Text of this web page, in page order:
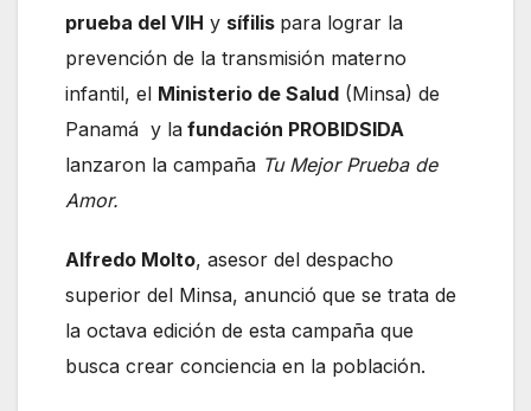
prueba del VIH y sífilis para lograr la
prevención de la transmisión materno
infantil, el Ministerio de Salud (Minsa) de
Panamá y la fundación PROBIDSIDA
lanzaron la campaña Tu Mejor Prueba de
Amor.
Alfredo Molto, asesor del despacho
superior del Minsa, anunció que se trata de
la octava edición de esta campaña que
busca crear conciencia en la población.